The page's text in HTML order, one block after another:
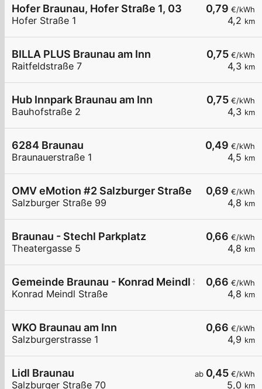
0,79 €/kWh
4,2 km
Hofer Braunau, Hofer Straße 1, 03
Hofer Straße 1
0,75 €/kWh
4,3 km
BILLA PLUS Braunau am Inn
Raitfeldstraße 7
0,75 €/kWh
4,3 km
Hub Innpark Braunau am Inn
Bauhofstraße 2
0,49 €/kWh
4,5 km
6284 Braunau
Braunauerstraße 1
0,69 €/kWh
4,8 km
OMV eMotion #2 Salzburger Straße 99 Braunau
Salzburger Straße 99
0,66 €/kWh
4,8 km
Braunau - Stechl Parkplatz
Theatergasse 5
0,66 €/kWh
4,8 km
Gemeinde Braunau - Konrad Meindl Straße
Konrad Meindl Straße
0,66 €/kWh
4,9 km
WKO Braunau am Inn
Salzburgerstrasse 1
ab 0,45 €/kWh
5,0 km
Lidl Braunau
Salzburger Straße 70